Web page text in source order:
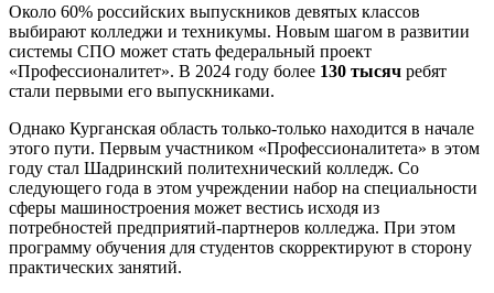
Около 60% российских выпускников девятых классов
выбирают колледжи и техникумы. Новым шагом в развитии
системы СПО может стать федеральный проект
«Профессионалитет». В 2024 году более 130 тысяч ребят
стали первыми его выпускниками.
Однако Курганская область только-только находится в начале
этого пути. Первым участником «Профессионалитета» в этом
году стал Шадринский политехнический колледж. Со
следующего года в этом учреждении набор на специальности
сферы машиностроения может вестись исходя из
потребностей предприятий-партнеров колледжа. При этом
программу обучения для студентов скорректируют в сторону
практических занятий.